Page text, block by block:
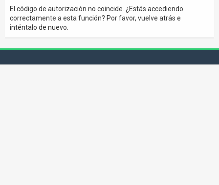
El código de autorización no coincide. ¿Estás accediendo
correctamente a esta función? Por favor, vuelve atrás e
inténtalo de nuevo.